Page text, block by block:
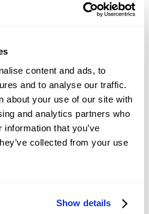
content and ads, to
and to analyse our traffic.
about your use of our site with
and analytics partners who
that you’ve
collected from your use
Show details
Kanada
arah
rilis data
Hari Ini: Bitcoin,